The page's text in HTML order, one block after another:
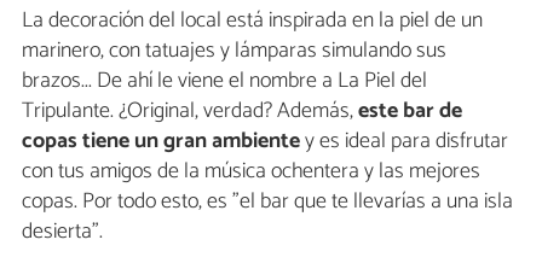
La decoración del local está inspirada en la piel de un
marinero, con tatuajes y lámparas simulando sus
brazos... De ahí le viene el nombre a La Piel del
Tripulante. ¿Original, verdad? Además,este bar de
copas tiene un gran ambientey es ideal para disfrutar
con tus amigos de la música ochentera y las mejores
copas. Por todo esto, es "el bar que te llevarías a una isla
desierta".